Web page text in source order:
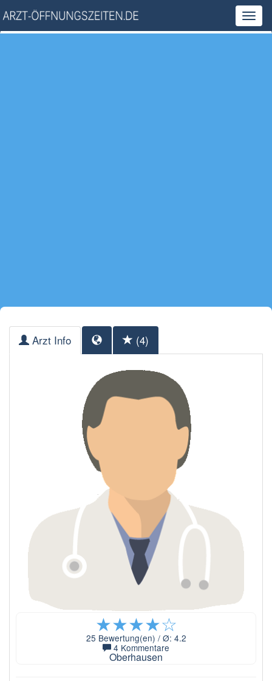
Arzt Info (4)
★★★★☆
25 Bewertung(en) / Ø: 4.2
4 Kommentare
Oberhausen